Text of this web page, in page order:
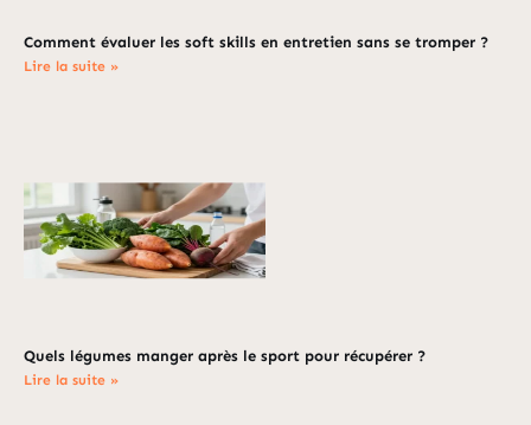
Comment évaluer les soft skills en entretien sans se tromper ?
Lire la suite »
Quels légumes manger après le sport pour récupérer ?
Lire la suite »